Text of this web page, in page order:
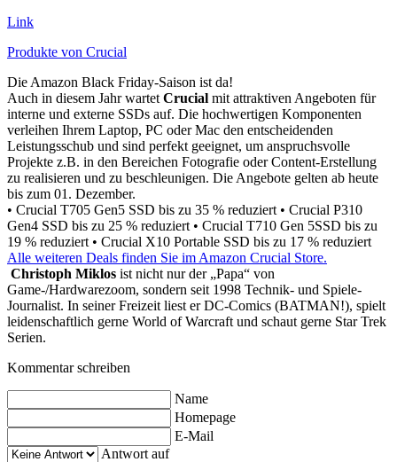
Link
Produkte von Crucial
Die Amazon Black Friday-Saison ist da!
Auch in diesem Jahr wartet Crucial mit attraktiven Angeboten für
interne und externe SSDs auf. Die hochwertigen Komponenten
verleihen Ihrem Laptop, PC oder Mac den entscheidenden
Leistungsschub und sind perfekt geeignet, um anspruchsvolle
Projekte z.B. in den Bereichen Fotografie oder Content-Erstellung
zu realisieren und zu beschleunigen. Die Angebote gelten ab heute
bis zum 01. Dezember.
• Crucial T705 Gen5 SSD bis zu 35 % reduziert • Crucial P310
Gen4 SSD bis zu 25 % reduziert • Crucial T710 Gen 5SSD bis zu
19 % reduziert • Crucial X10 Portable SSD bis zu 17 % reduziert
Alle weiteren Deals finden Sie im Amazon Crucial Store.
Christoph Miklos ist nicht nur der „Papa“ von
Game-/Hardwarezoom, sondern seit 1998 Technik- und Spiele-
Journalist. In seiner Freizeit liest er DC-Comics (BATMAN!), spielt
leidenschaftlich gerne World of Warcraft und schaut gerne Star Trek
Serien.
Kommentar schreiben
Name
Homepage
E-Mail
Antwort auf